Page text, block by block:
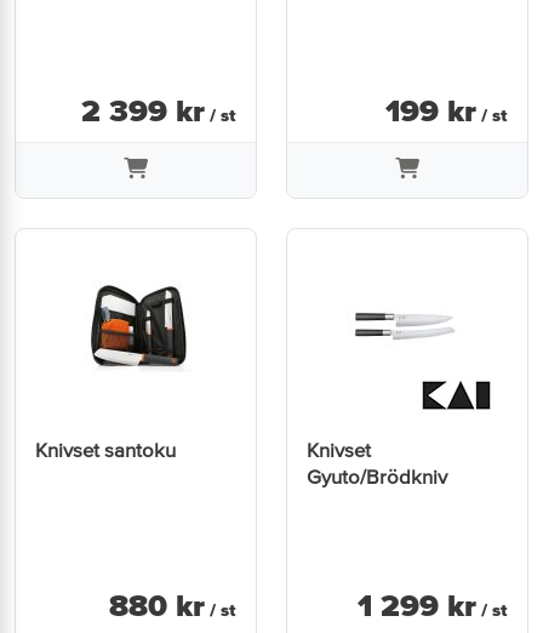
2 399 kr / st 199 kr / st
Knivset santoku
880 kr / st
Knivset
Gyuto/Brödkniv
1 299 kr / st